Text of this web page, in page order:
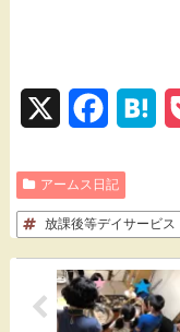
c
e
b
o
e
n
a
アームス日記
放課後等デイサービス